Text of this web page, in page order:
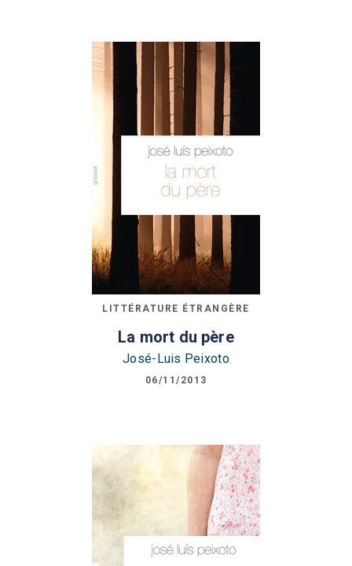
LITTÉRATURE ÉTRANGÈRE
La mort du père
José-Luis Peixoto
06/11/2013